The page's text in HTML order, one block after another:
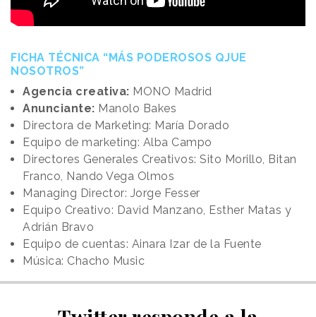
FICHA TÉCNICA “MÁS PODEROSOS QJUE
NOSOTROS”
Agencia creativa: MONO Madrid
Anunciante: Manolo Bakes
Directora de Marketing: María Dorado
Equipo de marketing: Alba Campo
Directores Generales Creativos: Sito Morillo, Bitan
Franco, Nando Vega Olmos
Managing Director: Jorge Fesser
Equipo Creativo: David Manzano, Esther Matas y
Adrián Bravo
Equipo de cuentas: Ainara Izar de la Fuente
Música: Chacho Music